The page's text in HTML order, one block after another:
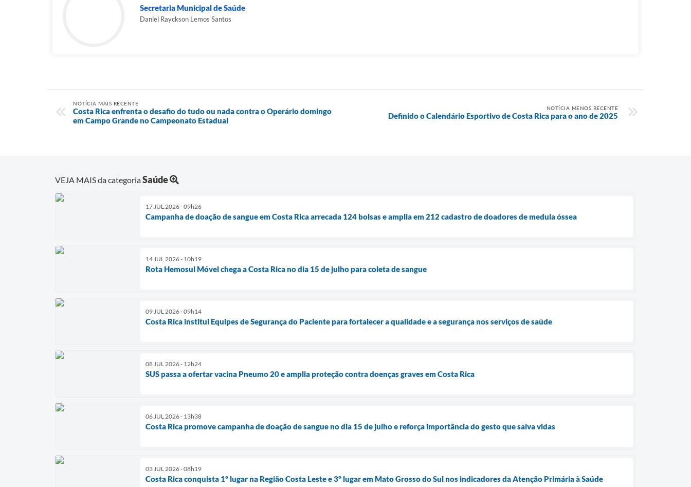
Secretaria Municipal de Saúde
Daniel Rayckson Lemos Santos
NOTÍCIA MAIS RECENTE
Costa Rica enfrenta o desafio do tudo ou nada contra o Operário domingo
em Campo Grande no Campeonato Estadual
NOTÍCIA MENOS RECENTE
Definido o Calendário Esportivo de Costa Rica para o ano de 2025
VEJA MAIS da categoriaSaúde
17 JUL 2026 - 09h26
Campanha de doação de sangue em Costa Rica arrecada 124 bolsas e amplia em 212 cadastro de doadores de medula óssea
14 JUL 2026 - 10h19
Rota Hemosul Móvel chega a Costa Rica no dia 15 de julho para coleta de sangue
09 JUL 2026 - 09h14
Costa Rica institui Equipes de Segurança do Paciente para fortalecer a qualidade e a segurança nos serviços de saúde
08 JUL 2026 - 12h24
SUS passa a ofertar vacina Pneumo 20 e amplia proteção contra doenças graves em Costa Rica
06 JUL 2026 - 13h38
Costa Rica promove campanha de doação de sangue no dia 15 de julho e reforça importância do gesto que salva vidas
03 JUL 2026 - 08h19
Costa Rica conquista 1º lugar na Região Costa Leste e 3º lugar em Mato Grosso do Sul nos indicadores da Atenção Primária à Saúde